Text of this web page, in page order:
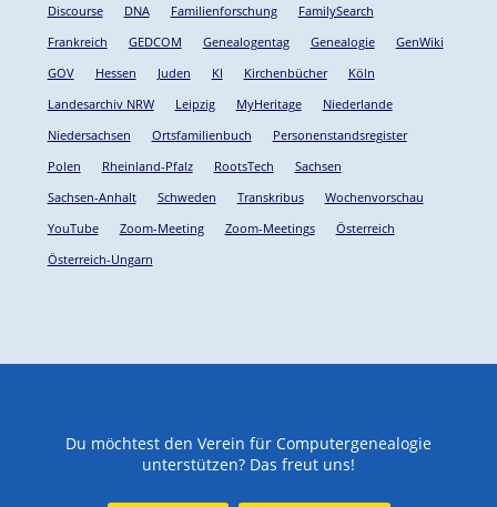
Discourse
DNA Familienforschung
FamilySearch
Frankreich
GEDCOM Genealogentag Genealogie
GenWiki
GOV
Hessen Juden KI Kirchenbücher
Köln
Landesarchiv NRW
Leipzig MyHeritage
Niederlande
Niedersachsen
Ortsfamilienbuch
Personenstandsregister
Polen
Rheinland-Pfalz RootsTech
Sachsen
Sachsen-Anhalt
Schweden Transkribus
Wochenvorschau
YouTube
Zoom-Meeting Zoom-Meetings
Österreich
Österreich-Ungarn
Du möchtest den Verein für Computergenealogie
unterstützen? Das freut uns!